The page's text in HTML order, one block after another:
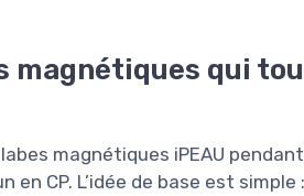
magnétiques qui
magnétiques iPEAU
en CP. L’idée de base est